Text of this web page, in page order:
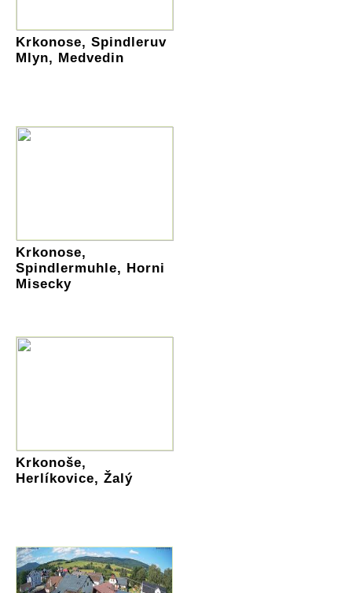
Krkonose, Spindleruv
Mlyn, Medvedin
Krkonose,
Spindlermuhle, Horni
Misecky
Krkonoše,
Herlíkovice, Žalý